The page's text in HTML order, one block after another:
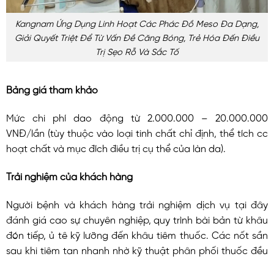
Kangnam Ứng Dụng Linh Hoạt Các Phác Đồ Meso Đa Dạng,
Giải Quyết Triệt Để Từ Vấn Đề Căng Bóng, Trẻ Hóa Đến Điều
Trị Sẹo Rỗ Và Sắc Tố
Bảng giá tham khảo
Mức chi phí dao động từ 2.000.000 – 20.000.000
VNĐ/lần (tùy thuộc vào loại tinh chất chỉ định, thể tích cc
hoạt chất và mục đích điều trị cụ thể của làn da).
Trải nghiệm của khách hàng
Người bệnh và khách hàng trải nghiệm dịch vụ tại đây
đánh giá cao sự chuyên nghiệp, quy trình bài bản từ khâu
đón tiếp, ủ tê kỹ lưỡng đến khâu tiêm thuốc. Các nốt sần
sau khi tiêm tan nhanh nhờ kỹ thuật phân phối thuốc đều